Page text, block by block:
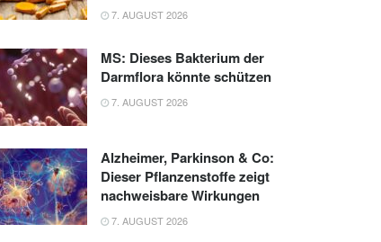
7. AUGUST 2026
MS: Dieses Bakterium der
Darmflora könnte schützen
7. AUGUST 2026
Alzheimer, Parkinson & Co:
Dieser Pflanzenstoffe zeigt
nachweisbare Wirkungen
7. AUGUST 2026